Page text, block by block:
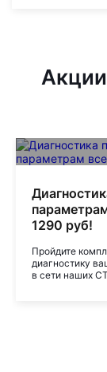
1290 руб!
Пройдите
диагностику
в сети наших